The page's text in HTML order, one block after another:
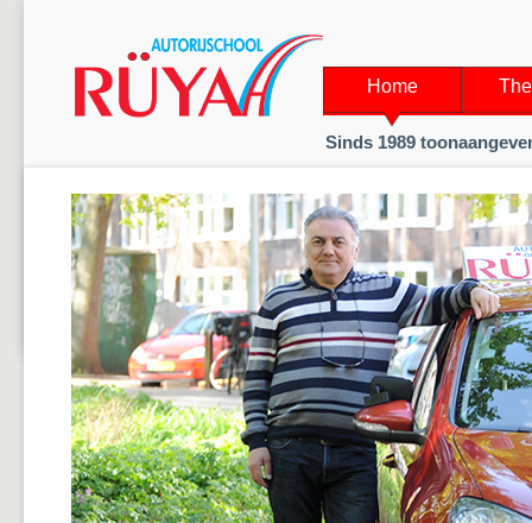
Home
Sinds 1989